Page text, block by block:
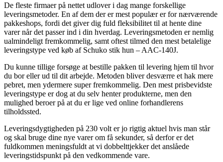
De fleste firmaer på nettet udlover i dag mange forskellige
leveringsmetoder. En af dem der er mest populær er for nærværende
pakkeshops, fordi det giver dig fuld fleksibilitet til at hente dine
varer når det passer ind i din hverdag. Leveringsmetoden er nemlig
ualmindeligt fremkommelig, samt oftest tilmed den mest betalelige
leveringstype ved køb af Schuko stik hun – AAC-140J.
Du kunne tillige forsøge at bestille pakken til levering hjem til hvor
du bor eller ud til dit arbejde. Metoden bliver desværre et hak mere
pebret, men ydermere super fremkommelig. Den mest prisbevidste
leveringstype er dog at du selv henter produkterne, men den
mulighed beroer på at du er lige ved online forhandlerens
tilholdssted.
Leveringsdygtigheden på 230 volt er jo rigtig aktuel hvis man står
og skal bruge dine nye varer om få sekunder, så derfor er det
fuldkommen meningsfuldt at vi dobbelttjekker det anslåede
leveringstidspunkt på den vedkommende vare.